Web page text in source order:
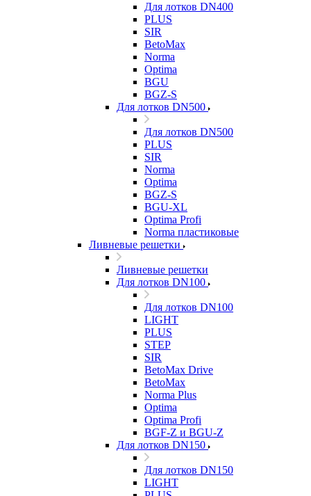
Для лотков DN400
PLUS
SIR
BetoMax
Norma
Optima
BGU
BGZ-S
Для лотков DN500
Для лотков DN500
PLUS
SIR
Norma
Optima
BGZ-S
BGU-XL
Optima Profi
Norma пластиковые
Ливневые решетки
Ливневые решетки
Для лотков DN100
Для лотков DN100
LIGHT
PLUS
STEP
SIR
BetoMax Drive
BetoMax
Norma Plus
Optima
Optima Profi
BGF-Z и BGU-Z
Для лотков DN150
Для лотков DN150
LIGHT